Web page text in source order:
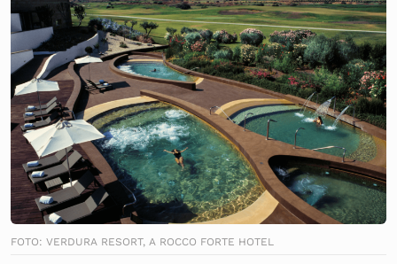
FOTO: VERDURA RESORT, A ROCCO FORTE HOTEL